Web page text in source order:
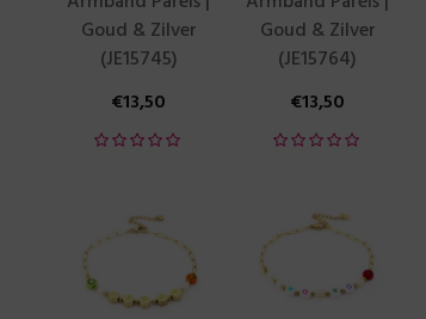
Goud & Zilver
(JE15745)
€13,50
Goud & Zilver
(JE15764)
€13,50